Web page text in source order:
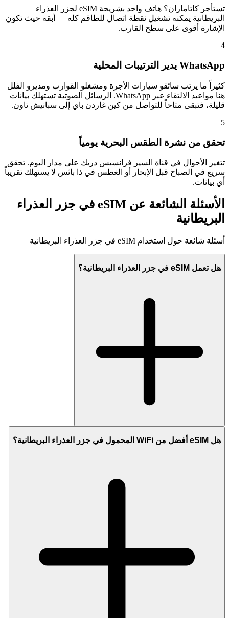
تستأجر كاتاماران؟ هاتف واحد بشريحة eSIM لجزر العذراء
البريطانية يمكنه تشغيل نقطة اتصال للطاقم كله — أبقه حيث تكون
الإشارة أقوى على سطح القارب.
4
WhatsApp يدير الترتيبات المحلية
كثيراً ما يرتب سائقو سيارات الأجرة ومشغلو القوارب ومديرو الفلل
هنا مواعيد الالتقاء عبر WhatsApp. الرسائل الصوتية تستهلك بيانات
قليلة، فتبقى متاحاً للتواصل من كين غاردن باي إلى سبانيش تاون.
5
تحقق من نشرة الطقس البحرية يومياً
تتغير الأحوال في قناة السير فرانسيس دريك على مدار اليوم. تحقق
سريع في الصباح قبل الإبحار أو الغطس في ذا باثس لا يستهلك تقريباً
أي بيانات.
الأسئلة الشائعة عن eSIM في جزر العذراء
البريطانية
أسئلة شائعة حول استخدام eSIM في جزر العذراء البريطانية
هل تعمل eSIM في جزر العذراء البريطانية؟
هل eSIM أفضل من WiFi المحمول في جزر العذراء البريطانية؟